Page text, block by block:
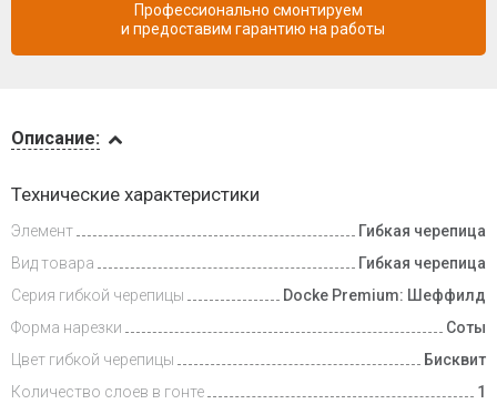
Доставка
и оплата
Описание:
Технические характеристики
Элемент
Гибкая черепица
Вид товара
Гибкая черепица
Серия гибкой черепицы
Docke Premium: Шеффилд
Форма нарезки
Соты
Цвет гибкой черепицы
Бисквит
Количество слоев в гонте
1
Профессионально смонтируем
и предоставим гарантию на работы